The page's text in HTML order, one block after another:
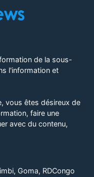
de la sous-
l'information et
vous êtes désireux de
faire une
avec du contenu,
Goma, RDCongo